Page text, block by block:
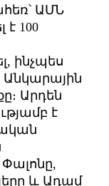
ԱՄՆ
է 100
ինչպես
Արդեն
է
և Ադամ